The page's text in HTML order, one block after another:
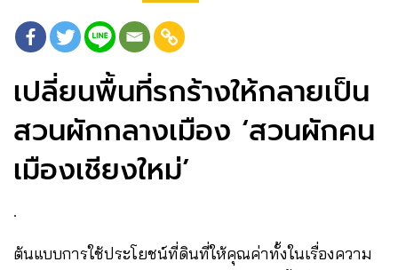
เปลี่ยนพื้นที่รกร้างให้กลายเป็น
สวนผักกลางเมือง ‘สวนผักคน
เมืองเชียงใหม่’
.
ต้นแบบการใช้ประโยชน์ที่ดินที่ให้คุณค่าทั้งในเรื่องความ